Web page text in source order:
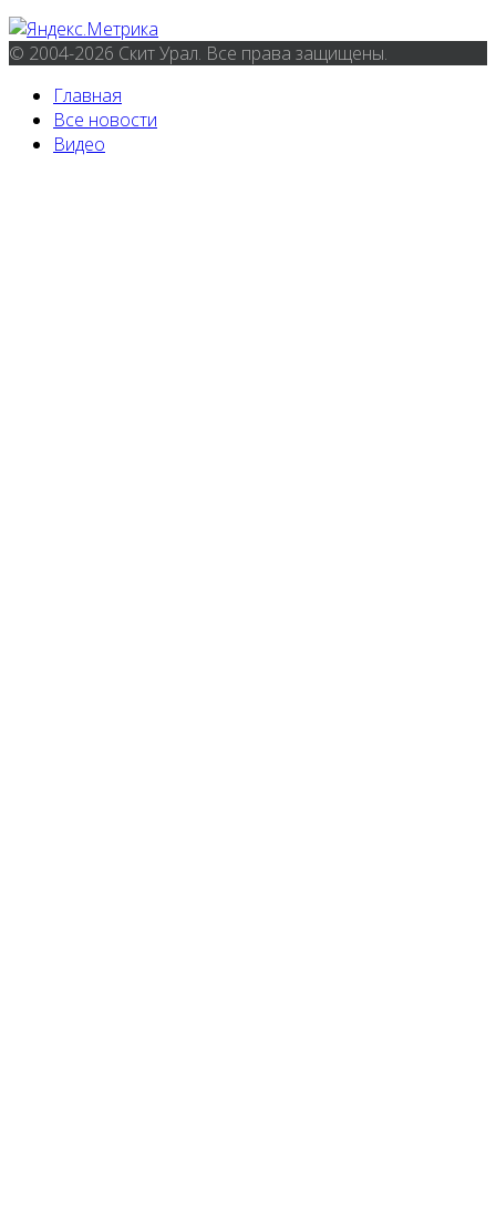
© 2004-2026 Скит Урал. Все права защищены.
Главная
Все новости
Видео